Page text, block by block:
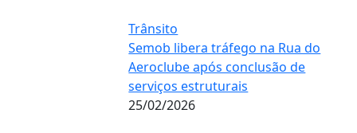
Trânsito
Semob libera tráfego na Rua do
Aeroclube após conclusão de
serviços estruturais
25/02/2026